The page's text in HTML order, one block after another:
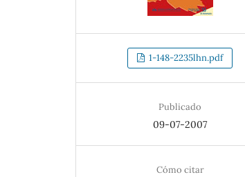
1-148-2235lhn.pdf
Publicado
09-07-2007
Cómo citar